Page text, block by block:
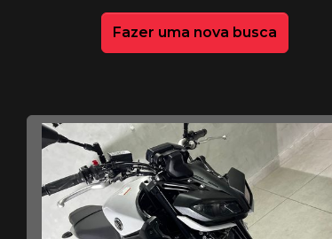
Fazer uma nova busca